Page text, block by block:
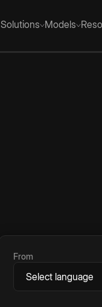
Solutions Models
From